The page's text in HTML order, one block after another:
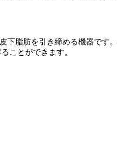
下脂肪を引き締める機器です
ことができます。